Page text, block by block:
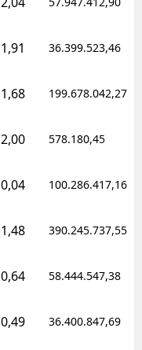
1,91 36.399.523,46
1,68 199.678.042,27
2,00 578.180,45
0,04 100.286.417,16
1,48 390.245.737,55
0,64 58.444.547,38
0,49 36.400.847,69